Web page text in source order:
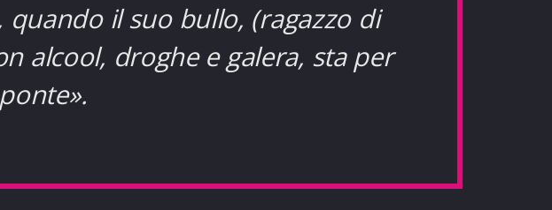
il suo bullo, (ragazzo di
alcool, droghe e galera, sta per